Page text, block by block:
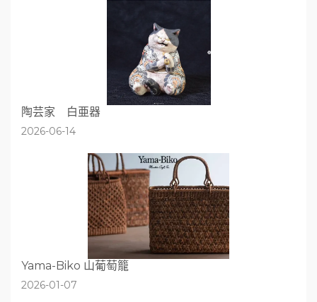
陶芸家 白亜器
2026-06-14
Yama-Biko 山葡萄籠
2026-01-07